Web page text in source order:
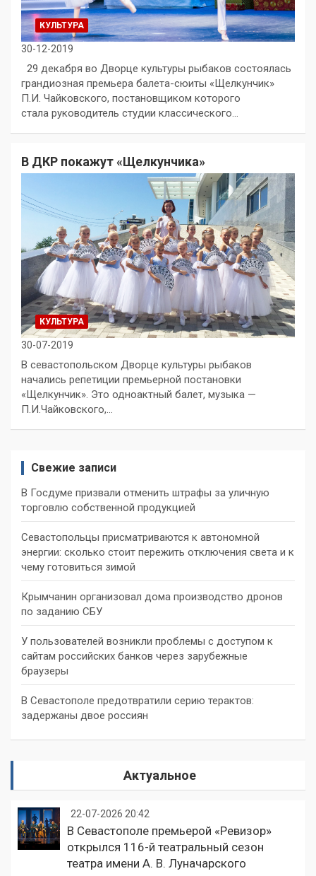
КУЛЬТУРА
30-12-2019
29 декабря во Дворце культуры рыбаков состоялась
грандиозная премьера балета-сюиты «Щелкунчик»
П.И. Чайковского, постановщиком которого
стала руководитель студии классического…
В ДКР покажут «Щелкунчика»
КУЛЬТУРА
30-07-2019
В севастопольском Дворце культуры рыбаков
начались репетиции премьерной постановки
«Щелкунчик». Это одноактный балет, музыка —
П.И.Чайковского,…
Свежие записи
В Госдуме призвали отменить штрафы за уличную
торговлю собственной продукцией
Севастопольцы присматриваются к автономной
энергии: сколько стоит пережить отключения света и к
чему готовиться зимой
Крымчанин организовал дома производство дронов
по заданию СБУ
У пользователей возникли проблемы с доступом к
сайтам российских банков через зарубежные
браузеры
В Севастополе предотвратили серию терактов:
задержаны двое россиян
Актуальное
22-07-2026 20:42
В Севастополе премьерой «Ревизор»
открылся 116-й театральный сезон
театра имени А. В. Луначарского